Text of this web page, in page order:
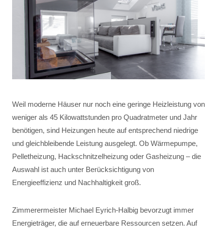
Weil moderne Häuser nur noch eine geringe Heizleistung von
weniger als 45 Kilowattstunden pro Quadratmeter und Jahr
benötigen, sind Heizungen heute auf entsprechend niedrige
und gleichbleibende Leistung ausgelegt. Ob Wärmepumpe,
Pelletheizung, Hackschnitzelheizung oder Gasheizung – die
Auswahl ist auch unter Berücksichtigung von
Energieeffizienz und Nachhaltigkeit groß.
Zimmerermeister Michael Eyrich-Halbig bevorzugt immer
Energieträger, die auf erneuerbare Ressourcen setzen. Auf